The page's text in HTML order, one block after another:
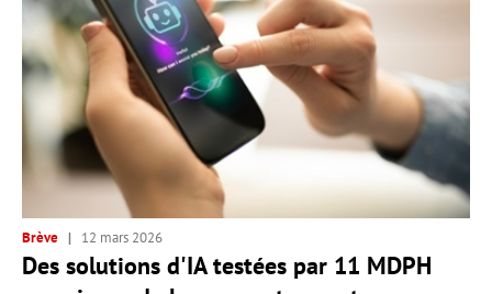
Brève 12 mars 2026
Des solutions d'IA testées par 11 MDPH